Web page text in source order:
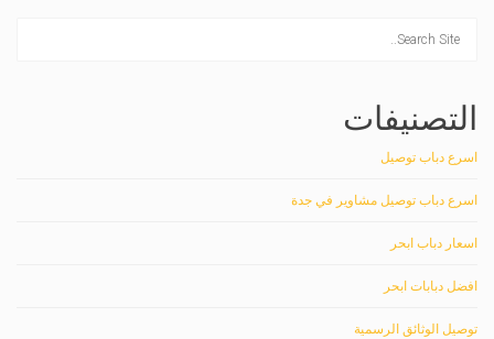
التصنيفات
اسرع دباب توصيل
اسرع دباب توصيل مشاوير في جدة
اسعار دباب ابحر
افضل دبابات ابحر
توصيل الوثائق الرسمية